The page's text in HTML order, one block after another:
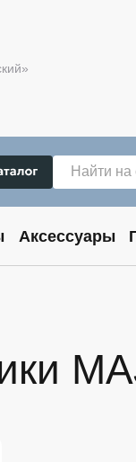
Аксессуары